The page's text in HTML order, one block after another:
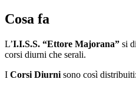
Cosa fa
L’I.I.S.S. “Ettore Majorana” si
corsi diurni che serali.
I Corsi Diurni sono così distribuiti: